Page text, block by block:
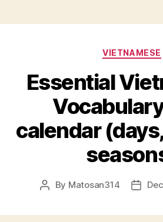
VIETNAMESE
Essential
calendar
Post
By Matosan314
Post